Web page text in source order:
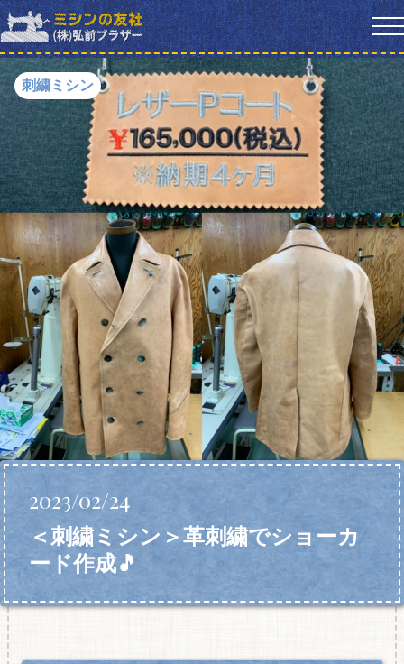
刺繍ミシン
2023/02/24
＜刺繍ミシン＞革刺繍でショーカ
ード作成🎵